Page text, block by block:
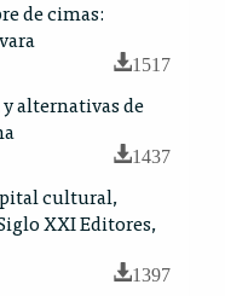
de cimas:
1517
alternativas de
1437
cultural,
XXI Editores,
1397